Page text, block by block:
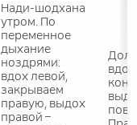
Нади-шодхана
утром. По
переменное
дыхание
ноздрями:
вдох левой,
закрываем
правую, выдох
правой –